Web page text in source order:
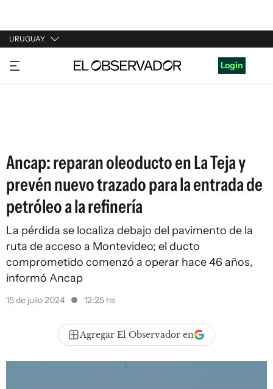
URUGUAY
URUGUAY
ARGENTINA
Login
Ancap: reparan oleoducto en La Teja y
prevén nuevo trazado para la entrada de
petróleo a la refinería
La pérdida se localiza debajo del pavimento de la
ruta de acceso a Montevideo; el ducto
comprometido comenzó a operar hace 46 años,
informó Ancap
15 de julio 2024 12:25 hs
Agregar El Observador en